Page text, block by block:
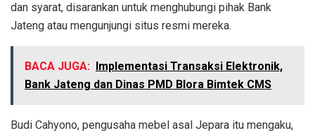
dan syarat, disarankan untuk menghubungi pihak Bank
Jateng atau mengunjungi situs resmi mereka.
BACA JUGA:
Implementasi Transaksi Elektronik,
Bank Jateng dan Dinas PMD Blora Bimtek CMS
Budi Cahyono, pengusaha mebel asal Jepara itu mengaku,